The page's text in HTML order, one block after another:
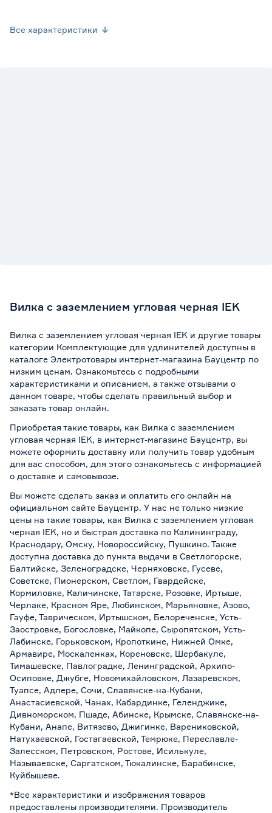
Все характеристики
Вилка с заземлением угловая черная IEK
Вилка с заземлением угловая черная IEK и другие товары
категории Комплектующие для удлинителей доступны в
каталоге Электротовары интернет-магазина Бауцентр по
низким ценам. Ознакомьтесь с подробными
характеристиками и описанием, а также отзывами о
данном товаре, чтобы сделать правильный выбор и
заказать товар онлайн.
Приобретая такие товары, как Вилка с заземлением
угловая черная IEK, в интернет-магазине Бауцентр, вы
можете оформить доставку или получить товар удобным
для вас способом, для этого ознакомьтесь с информацией
о доставке и самовывозе.
Вы можете сделать заказ и оплатить его онлайн на
официальном сайте Бауцентр. У нас не только низкие
цены на такие товары, как Вилка с заземлением угловая
черная IEK, но и быстрая доставка по Калининграду,
Краснодару, Омску, Новороссийску, Пушкино. Также
доступна доставка до пункта выдачи в Светлогорске,
Балтийске, Зеленоградске, Черняховске, Гусеве,
Советске, Пионерском, Светлом, Гвардейске,
Кормиловке, Каличинске, Татарске, Розовке, Иртыше,
Черлаке, Красном Яре, Любинском, Марьяновке, Азово,
Гауфе, Таврическом, Иртышском, Белореченске, Усть-
Заостровке, Богословке, Майкопе, Сыропятском, Усть-
Лабинске, Горьковском, Кропоткине, Нижней Омке,
Армавире, Москаленках, Кореновске, Шербакуле,
Тимашевске, Павлоградке, Ленинградской, Архипо-
Осиповке, Джубге, Новомихайловском, Лазаревском,
Туапсе, Адлере, Сочи, Славянске-на-Кубани,
Анастасиевской, Чанах, Кабардинке, Геленджике,
Дивноморском, Пшаде, Абинске, Крымске, Славянске-на-
Кубани, Анапе, Витязево, Джигинке, Варениковской,
Натухаевской, Гостагаевской, Темрюке, Переславле-
Залесском, Петровском, Ростове, Исилькуле,
Называевске, Саргатском, Тюкалинске, Барабинске,
Куйбышеве.
*Все характеристики и изображения товаров
предоставлены производителями. Производитель